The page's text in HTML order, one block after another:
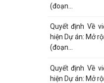
(đoạn...
Quyết định Về
hiện Dự án: Mở
(đoạn...
Quyết định Về
hiện Dự án: Mở